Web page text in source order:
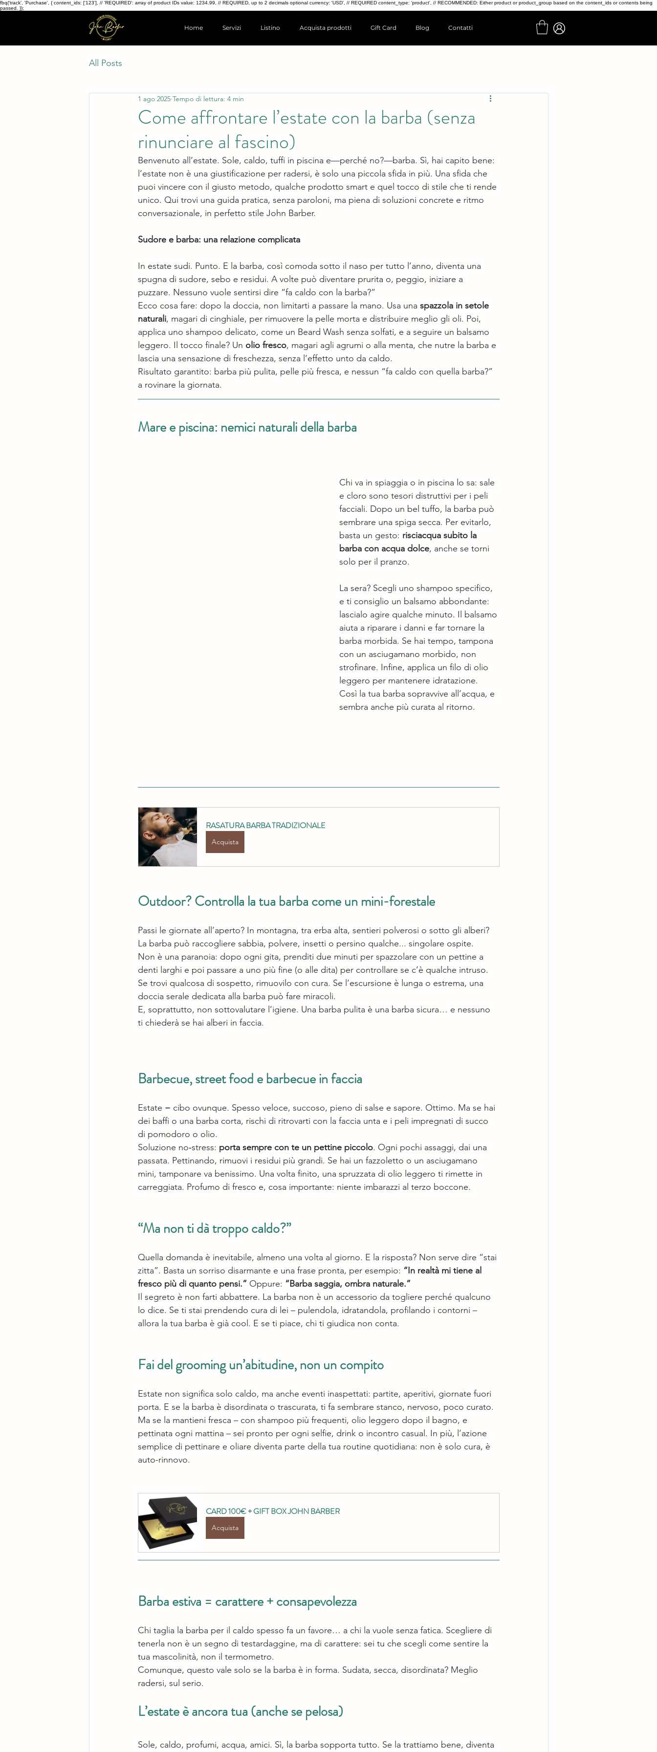
fbq('track', 'Purchase', { content_ids: ['123'], // 'REQUIRED': array of product IDs value: 1234.99, // REQUIRED, up to 2 decimals optional currency: 'USD', // REQUIRED content_type: 'product', // RECOMMENDED: Either product or product_group based on the content_ids or contents being
passed. });
Home Servizi Listino Acquista prodotti Gift Card Blog Contatti
All Posts
Come affrontare l’estate con la barba (senza
rinunciare al fascino)
1 ago 2025 Tempo di lettura: 4 min
Benvenuto all’estate. Sole, caldo, tuffi in piscina e—perché no?—barba. Sì, hai capito bene:
l’estate non è una giustificazione per radersi, è solo una piccola sfida in più. Una sfida che
puoi vincere con il giusto metodo, qualche prodotto smart e quel tocco di stile che ti rende
unico. Qui trovi una guida pratica, senza paroloni, ma piena di soluzioni concrete e ritmo
conversazionale, in perfetto stile John Barber.
Sudore e barba: una relazione complicata
In estate sudi. Punto. E la barba, così comoda sotto il naso per tutto l’anno, diventa una
spugna di sudore, sebo e residui. A volte può diventare prurita o, peggio, iniziare a
puzzare. Nessuno vuole sentirsi dire “fa caldo con la barba?”
Ecco cosa fare: dopo la doccia, non limitarti a passare la mano. Usa una spazzola in setole
naturali, magari di cinghiale, per rimuovere la pelle morta e distribuire meglio gli oli. Poi,
applica uno shampoo delicato, come un Beard Wash senza solfati, e a seguire un balsamo
leggero. Il tocco finale? Un olio fresco, magari agli agrumi o alla menta, che nutre la barba e
lascia una sensazione di freschezza, senza l’effetto unto da caldo.
Risultato garantito: barba più pulita, pelle più fresca, e nessun “fa caldo con quella barba?”
a rovinare la giornata.
Mare e piscina: nemici naturali della barba
Chi va in spiaggia o in piscina lo sa: sale
e cloro sono tesori distruttivi per i peli
facciali. Dopo un bel tuffo, la barba può
sembrare una spiga secca. Per evitarlo,
basta un gesto: risciacqua subito la
barba con acqua dolce, anche se torni
solo per il pranzo.
La sera? Scegli uno shampoo specifico,
e ti consiglio un balsamo abbondante:
lascialo agire qualche minuto. Il balsamo
aiuta a riparare i danni e far tornare la
barba morbida. Se hai tempo, tampona
con un asciugamano morbido, non
strofinare. Infine, applica un filo di olio
leggero per mantenere idratazione.
Così la tua barba sopravvive all’acqua, e
sembra anche più curata al ritorno.
RASATURA BARBA TRADIZIONALE
Acquista
Outdoor? Controlla la tua barba come un mini-forestale
Passi le giornate all’aperto? In montagna, tra erba alta, sentieri polverosi o sotto gli alberi?
La barba può raccogliere sabbia, polvere, insetti o persino qualche... singolare ospite.
Non è una paranoia: dopo ogni gita, prenditi due minuti per spazzolare con un pettine a
denti larghi e poi passare a uno più fine (o alle dita) per controllare se c’è qualche intruso.
Se trovi qualcosa di sospetto, rimuovilo con cura. Se l’escursione è lunga o estrema, una
doccia serale dedicata alla barba può fare miracoli.
E, soprattutto, non sottovalutare l’igiene. Una barba pulita è una barba sicura… e nessuno
ti chiederà se hai alberi in faccia.
Barbecue, street food e barbecue in faccia
Estate = cibo ovunque. Spesso veloce, succoso, pieno di salse e sapore. Ottimo. Ma se hai
dei baffi o una barba corta, rischi di ritrovarti con la faccia unta e i peli impregnati di succo
di pomodoro o olio.
Soluzione no‑stress: porta sempre con te un pettine piccolo. Ogni pochi assaggi, dai una
passata. Pettinando, rimuovi i residui più grandi. Se hai un fazzoletto o un asciugamano
mini, tamponare va benissimo. Una volta finito, una spruzzata di olio leggero ti rimette in
carreggiata. Profumo di fresco e, cosa importante: niente imbarazzi al terzo boccone.
“Ma non ti dà troppo caldo?”
Quella domanda è inevitabile, almeno una volta al giorno. E la risposta? Non serve dire “stai
zitta”. Basta un sorriso disarmante e una frase pronta, per esempio: “In realtà mi tiene al
fresco più di quanto pensi.” Oppure: “Barba saggia, ombra naturale.”
Il segreto è non farti abbattere. La barba non è un accessorio da togliere perché qualcuno
lo dice. Se ti stai prendendo cura di lei – pulendola, idratandola, profilando i contorni –
allora la tua barba è già cool. E se ti piace, chi ti giudica non conta.
Fai del grooming un’abitudine, non un compito
Estate non significa solo caldo, ma anche eventi inaspettati: partite, aperitivi, giornate fuori
porta. E se la barba è disordinata o trascurata, ti fa sembrare stanco, nervoso, poco curato.
Ma se la mantieni fresca – con shampoo più frequenti, olio leggero dopo il bagno, e
pettinata ogni mattina – sei pronto per ogni selfie, drink o incontro casual. In più, l’azione
semplice di pettinare e oliare diventa parte della tua routine quotidiana: non è solo cura, è
auto-rinnovo.
CARD 100€ + GIFT BOX JOHN BARBER
Acquista
Barba estiva = carattere + consapevolezza
Chi taglia la barba per il caldo spesso fa un favore… a chi la vuole senza fatica. Scegliere di
tenerla non è un segno di testardaggine, ma di carattere: sei tu che scegli come sentire la
tua mascolinità, non il termometro.
Comunque, questo vale solo se la barba è in forma. Sudata, secca, disordinata? Meglio
radersi, sul serio.
L’estate è ancora tua (anche se pelosa)
Sole, caldo, profumi, acqua, amici. Sì, la barba sopporta tutto. Se la trattiamo bene, diventa